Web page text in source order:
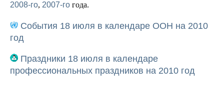
2008-го, 2007-го года.
События 18 июля в календаре ООН на 2010
год
Праздники 18 июля в календаре
профессиональных праздников на 2010 год